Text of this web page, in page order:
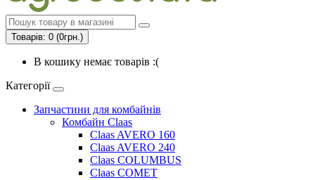
Товарів: 0 (0грн.)
В кошику немає товарів :(
Категорії
Запчастини для комбайнів
Комбайн Claas
Claas AVERO 160
Claas AVERO 240
Claas COLUMBUS
Claas COMET